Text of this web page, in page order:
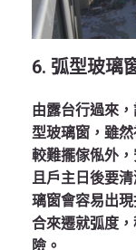
6. 弧型玻璃
由露台行過來
型玻璃窗，雖
較難擺傢俬外
且戶主日後要
璃窗會容易出
合來遷就弧度
險。